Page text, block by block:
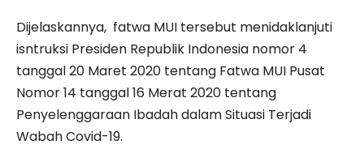
Dijelaskannya, fatwa MUI tersebut menidaklanjuti
isntruksi Presiden Republik Indonesia nomor 4
tanggal 20 Maret 2020 tentang Fatwa MUI Pusat
Nomor 14 tanggal 16 Merat 2020 tentang
Penyelenggaraan Ibadah dalam Situasi Terjadi
Wabah Covid-19.